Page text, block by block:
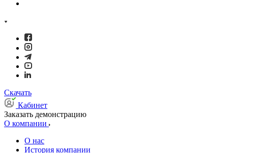
Скачать
Кабинет
Заказать демонстрацию
О компании
О нас
История компании